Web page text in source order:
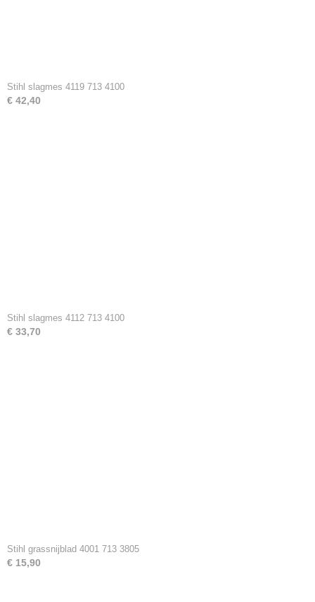
Stihl slagmes 4119 713 4100
€ 42,40
Stihl slagmes 4112 713 4100
€ 33,70
Stihl grassnijblad 4001 713 3805
€ 15,90